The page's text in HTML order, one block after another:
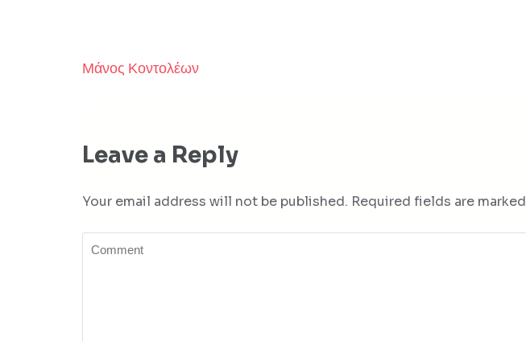
Post
Μάνος Κοντολέων
Leave a Reply
Your email address will not be published. Required fields are marked
Comment